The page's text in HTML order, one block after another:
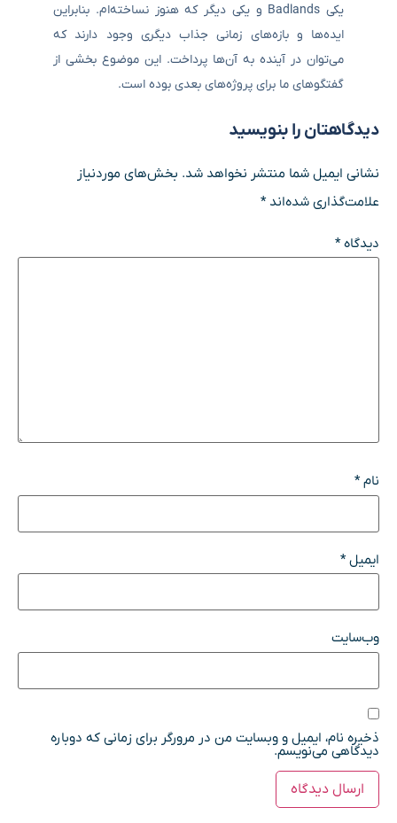
یکی Badlands و یکی دیگر که هنوز نساخته‌ام. بنابراین
ایده‌ها و بازه‌های زمانی جذاب دیگری وجود دارند که
می‌توان در آینده به آن‌ها پرداخت. این موضوع بخشی از
گفتگوهای ما برای پروژه‌های بعدی بوده است.
دیدگاهتان را بنویسید
نشانی ایمیل شما منتشر نخواهد شد. بخش‌های موردنیاز
علامت‌گذاری شده‌اند*
دیدگاه*
نام*
ایمیل*
وب‌سایت
ذخیره نام، ایمیل و وبسایت من در مرورگر برای زمانی که دوباره
دیدگاهی می‌نویسم.